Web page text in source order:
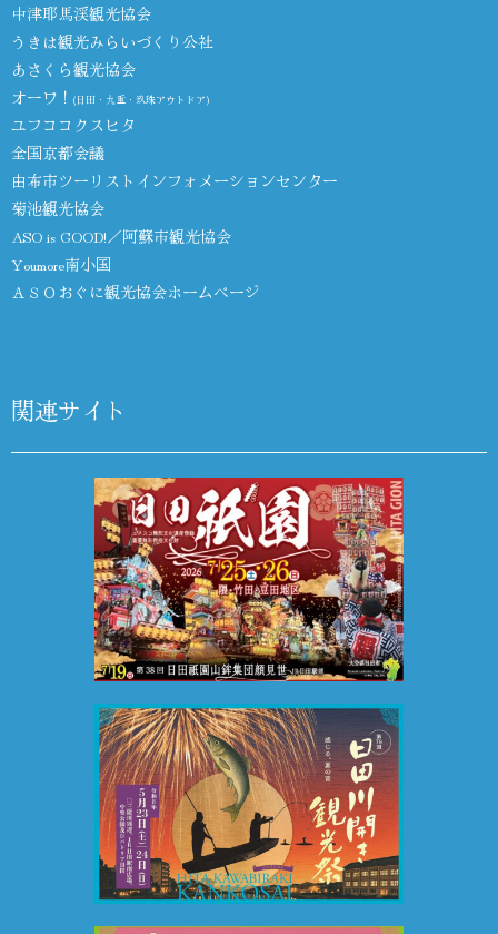
中津耶馬渓観光協会
うきは観光みらいづくり公社
あさくら観光協会
オーワ！ (日田・九重・玖珠アウトドア)
ユフココクスヒタ
全国京都会議
由布市ツーリストインフォメーションセンター
菊池観光協会
ASO is GOOD!／阿蘇市観光協会
Youmore南小国
ＡＳＯおぐに観光協会ホームページ
関連サイト